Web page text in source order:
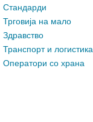
Стандарди
Трговија на мало
Здравство
Транспорт и логистика
Оператори со храна